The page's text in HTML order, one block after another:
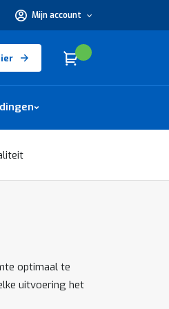
Mijn account
nodig?
Winkelwagen
Cart
optimaal te
uitvoering het